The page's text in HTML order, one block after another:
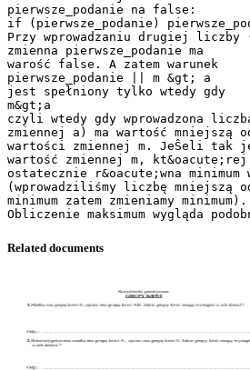
pierwsze_podanie na false:
if (pierwsze_podanie)
Przy wprowadzaniu drugiej liczby
zmienna pierwsze_podanie ma
warość false. A zatem warunek
pierwsze_podanie || m &gt; a
jest spełniony tylko wtedy gdy
m&gt;a
czyli wtedy gdy wprowadzona
zmiennej a) ma wartość mniejszą
wartości zmiennej m. JeŜeli tak
wartość zmiennej m,
ostatecznie r&oacute;wna minimum
(wprowadziliśmy liczbę mniejszą
minimum zatem zmieniamy minimum).
Related documents